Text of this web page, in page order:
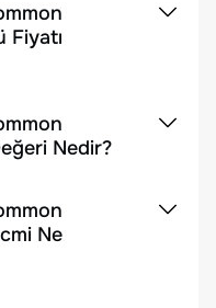
Fiyatı
Nedir?
Ne